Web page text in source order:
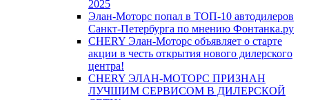
2025
Элан-Моторс попал в ТОП-10 автодилеров
Санкт-Петербурга по мнению Фонтанка.ру
CHERY Элан-Моторс объявляет о старте
акции в честь открытия нового дилерского
центра!
CHERY ЭЛАН-МОТОРС ПРИЗНАН
ЛУЧШИМ СЕРВИСОМ В ДИЛЕРСКОЙ